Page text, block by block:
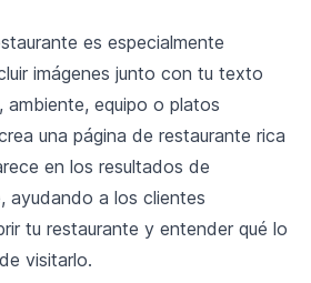
es especialmente
imágenes junto con tu texto
ambiente, equipo o platos
una página de restaurante rica
en los resultados de
ayudando a los clientes
tu restaurante y entender qué lo
visitarlo.